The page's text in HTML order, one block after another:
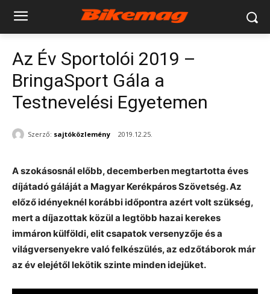
Az Év Sportolói 2019 –
BringaSport Gála a
Testnevelési Egyetemen
Szerző: sajtóközlemény 2019.12.25.
A szokásosnál előbb, decemberben megtartotta éves
díjátadó gáláját a Magyar Kerékpáros Szövetség. Az
előző idényeknél korábbi időpontra azért volt szükség,
mert a díjazottak közül a legtöbb hazai kerekes
immáron külföldi, elit csapatok versenyzője és a
világversenyekre való felkészülés, az edzőtáborok már
az év elejétől lekötik szinte minden idejüket.